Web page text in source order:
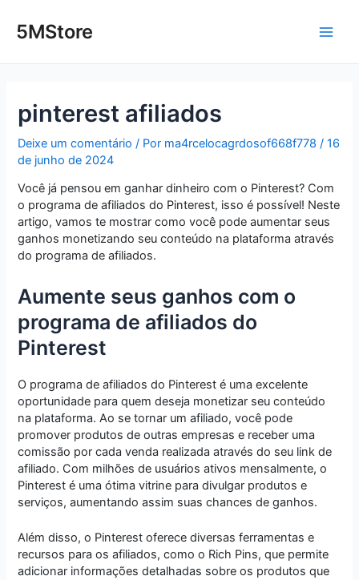
para5MStore
pinterest afiliados
Deixe um comentário / Por ma4rcelocagrdosof668f778/16
de junho de 2024
Você já pensou em ganhar dinheiro com o Pinterest? Com
o programa de afiliados do Pinterest, isso é possível! Neste
artigo, vamos te mostrar como você pode aumentar seus
ganhos monetizando seu conteúdo na plataforma através
do programa de afiliados.
Aumente seus ganhos com o
programa de afiliados do
Pinterest
O programa de afiliados do Pinterest é uma excelente
oportunidade para quem deseja monetizar seu conteúdo
na plataforma. Ao se tornar um afiliado, você pode
promover produtos de outras empresas e receber uma
comissão por cada venda realizada através do seu link de
afiliado. Com milhões de usuários ativos mensalmente, o
Pinterest é uma ótima vitrine para divulgar produtos e
serviços, aumentando assim suas chances de ganhos.
Além disso, o Pinterest oferece diversas ferramentas e
recursos para os afiliados, como o Rich Pins, que permite
adicionar informações detalhadas sobre os produtos que
navigation